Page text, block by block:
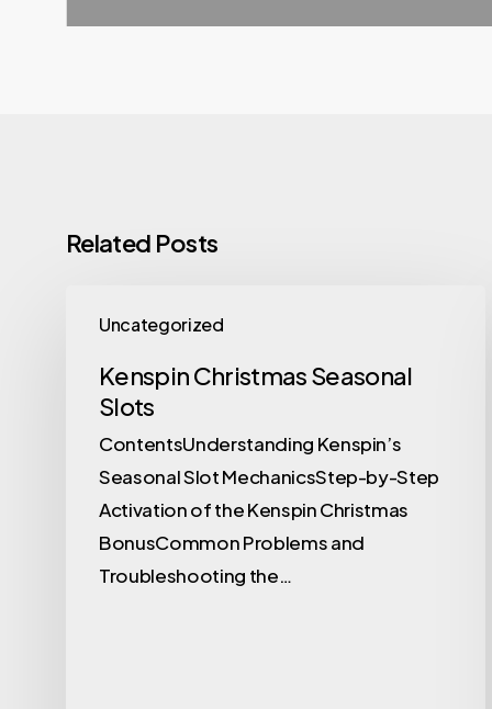
Related Posts
Uncategorized
Kenspin Christmas Seasonal
Slots
ContentsUnderstanding Kenspin’s
Seasonal Slot MechanicsStep-by-Step
Activation of the Kenspin Christmas
BonusCommon Problems and
Troubleshooting the…